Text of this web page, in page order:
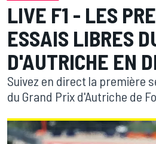
LIVE F1 - LES
ESSAIS LIBRES
D'AUTRICHE EN
Suivez en direct la première
du Grand Prix d'Autriche de